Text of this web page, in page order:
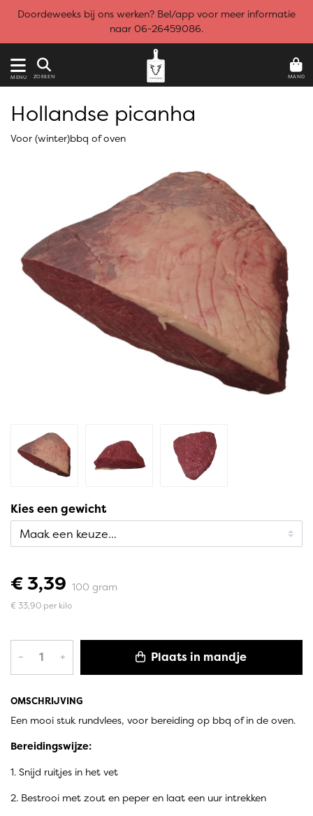
Doordeweeks bij ons werken? Bel/app voor meer informatie
naar 06-26459086.
MENU ZOEKEN MAND
OMSCHRIJVING
Een mooi stuk rundvlees, voor bereiding op bbq of in de oven.
Bereidingswijze:
1. Snijd ruitjes in het vet
2. Bestrooi met zout en peper en laat een uur intrekken
Hollandse picanha
Voor (winter)bbq of oven
Kies een gewicht
€ 3,39 100 gram
€ 33,90 per kilo
– + Plaats in mandje